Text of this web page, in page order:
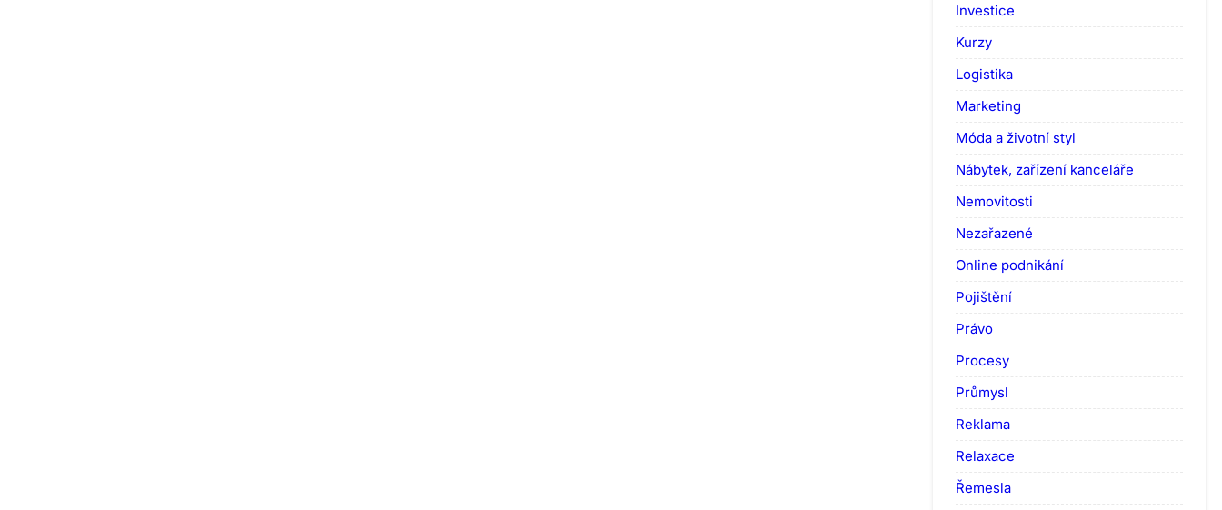
Investice
Kurzy
Logistika
Marketing
Móda a životní styl
Nábytek, zařízení kanceláře
Nemovitosti
Nezařazené
Online podnikání
Pojištění
Právo
Procesy
Průmysl
Reklama
Relaxace
Řemesla